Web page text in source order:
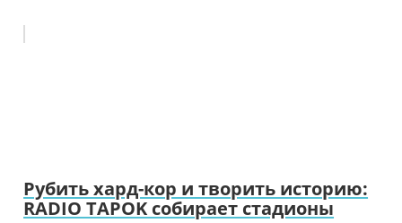
Рубить хард-кор и творить историю:
RADIO TAPOK собирает стадионы